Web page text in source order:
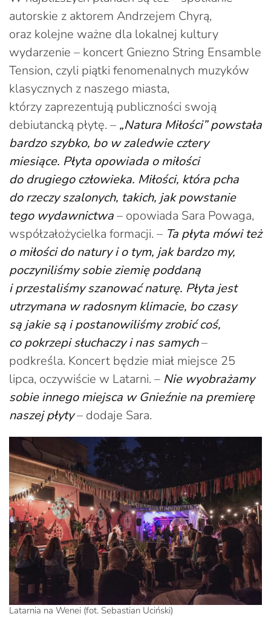
autorskie z aktorem Andrzejem Chyrą,
oraz kolejne ważne dla lokalnej kultury
wydarzenie – koncert Gniezno String Ensamble
Tension, czyli piątki fenomenalnych muzyków
klasycznych z naszego miasta,
którzy zaprezentują publiczności swoją
debiutancką płytę. – „Natura Miłości” powstała
bardzo szybko, bo w zaledwie cztery
miesiące. Płyta opowiada o miłości
do drugiego człowieka. Miłości, która pcha
do rzeczy szalonych, takich, jak powstanie
tego wydawnictwa– opowiada Sara Powaga,
współzałożycielka formacji. – Ta płyta mówi też
o miłości do natury i o tym, jak bardzo my,
poczyniliśmy sobie ziemię poddaną
i przestaliśmy szanować naturę. Płyta jest
utrzymana w radosnym klimacie, bo czasy
są jakie są i postanowiliśmy zrobić coś,
co pokrzepi słuchaczy i nas samych–
podkreśla. Koncert będzie miał miejsce 25
lipca, oczywiście w Latarni. – Nie wyobrażamy
sobie innego miejsca w Gnieźnie na premierę
naszej płyty– dodaje Sara.
Latarnia na Wenei (fot. Sebastian Uciński)